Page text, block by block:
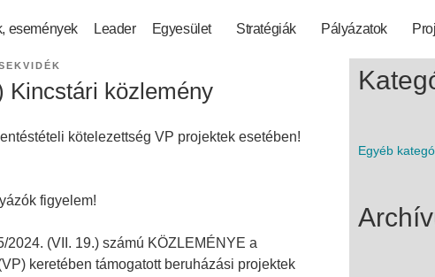
események Leader Egyesület Stratégiák Pályázatok
Kincstári közlemény
kötelezettség VP projektek esetében!
figyelem!
2024. (VII. 19.) számú KÖZLEMÉNYE a
keretében támogatott beruházási projektek
Egyéb